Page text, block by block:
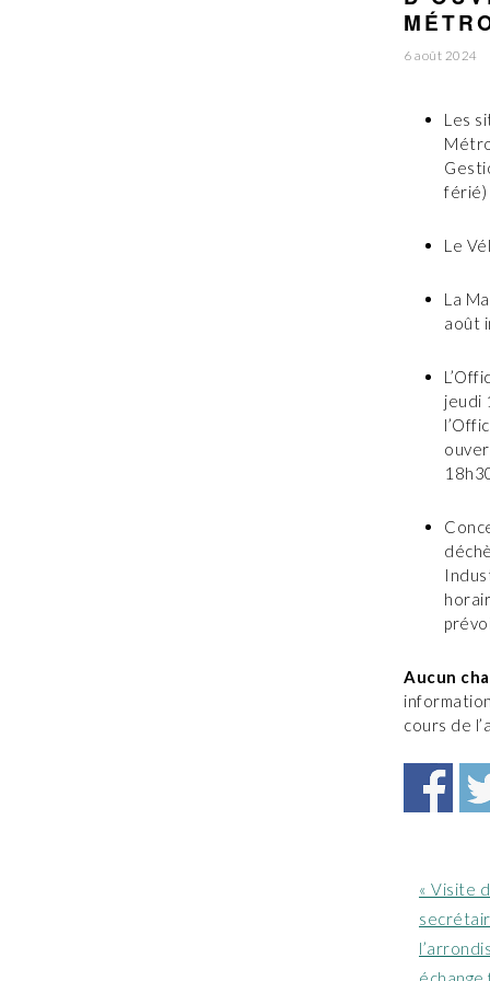
6 août 2024
Les
férié)
Le
La
août
jeudi
Aucun
cours de
Article
:
« Visite